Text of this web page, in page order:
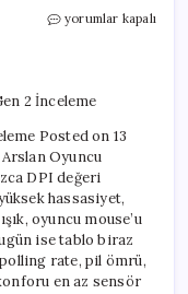
SteelSeries
Gen
2
İnceleme
yorumlar kapalı
Posted on 13
Oyuncu
DPI değeri
hassasiyet,
oyuncu mouse’u
ise tablo biraz
rate, pil ömrü,
en az sensör